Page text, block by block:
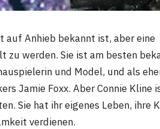
auf Anhieb bekannt ist, aber eine
zu werden. Sie ist am besten
und Model, und als
Jamie Foxx. Aber Connie Kline
Sie hat ihr eigenes Leben, ihre
verdienen.